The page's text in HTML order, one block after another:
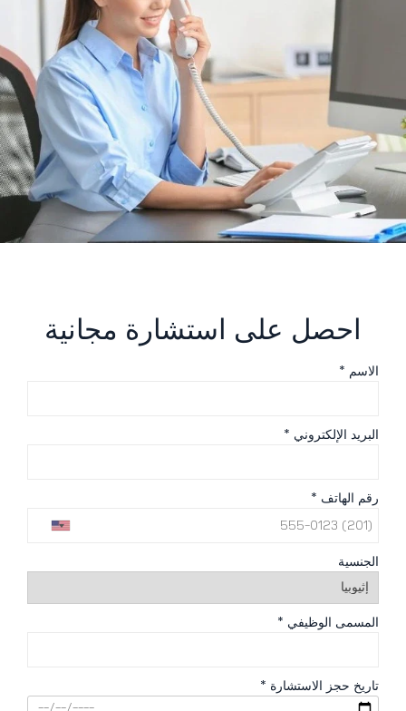
احصل على استشارة مجانية
الاسم *
البريد الإلكتروني *
رقم الهاتف *
الجنسية
المسمى الوظيفي *
تاريخ حجز الاستشارة *